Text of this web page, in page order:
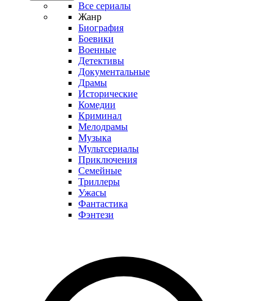
Все сериалы
Жанр
Биография
Боевики
Военные
Детективы
Документальные
Драмы
Исторические
Комедии
Криминал
Мелодрамы
Музыка
Мультсериалы
Приключения
Семейные
Триллеры
Ужасы
Фантастика
Фэнтези